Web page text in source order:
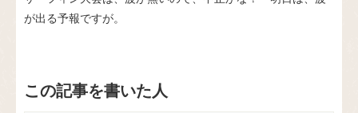
が出る予報ですが。
この記事を書いた人